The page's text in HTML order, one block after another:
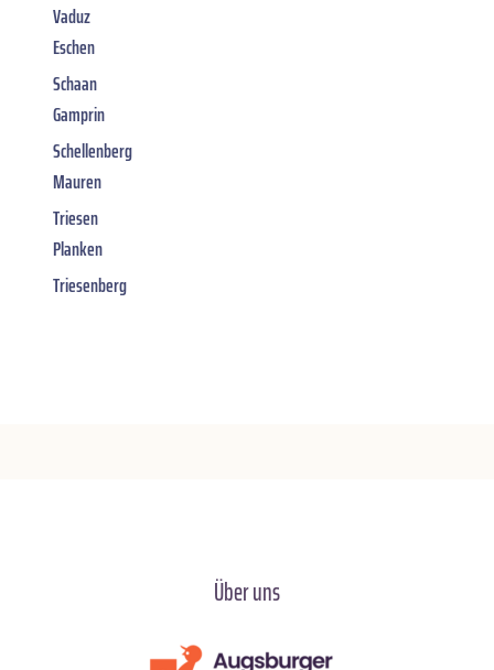
Vaduz
Eschen
Schaan
Gamprin
Schellenberg
Mauren
Triesen
Planken
Triesenberg
Über uns